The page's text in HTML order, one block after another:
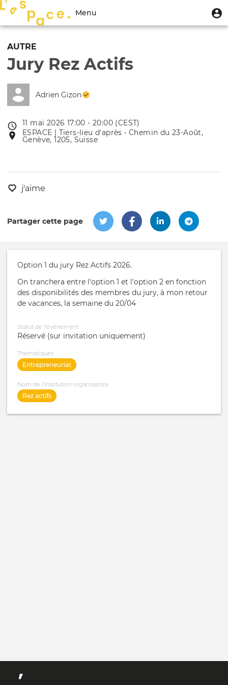
contenu
Menu
du
compte
de
l'utilisateur
Menu
Toggle
AUTRE
Jury Rez Actifs
Adrien Gizon
Date
de
l'évênement
11 mai 2026 17:00 - 20:00 (CEST)
Lieu
de
ESPACE | Tiers-lieu d'après • Chemin du 23-Août,
Genève, 1205, Suisse
j'aime
Partager cette page
Option 1 du jury Rez Actifs 2026.
On tranchera entre l'option 1 et l'option 2 en fonction
des disponibilités des membres du jury, à mon retour
de vacances, la semaine du 20/04
Statut de l'événement
Réservé (sur invitation uniquement)
Thématiques
Entrepreneuriat
Nom de l'institution organisatrice
Rez actifs